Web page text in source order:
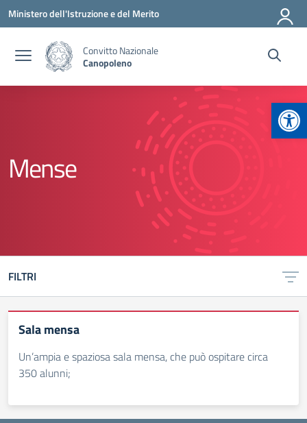
Vai ai contenuti
Vai al menu di navigazione
Vai al footer
Ministero dell'Istruzione e del Merito
Convitto Nazionale
Canopoleno
Mense
FILTRI
Sala mensa
Un’ampia e spaziosa sala mensa, che può ospitare circa
350 alunni;